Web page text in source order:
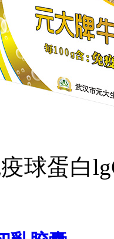
球蛋白